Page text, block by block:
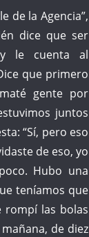
de la Agencia”,
dice que ser
y le cuenta al
que primero
gente por
juntos
“Sí, pero eso
de eso, yo
Hubo una
teníamos que
rompí las bolas
de diez